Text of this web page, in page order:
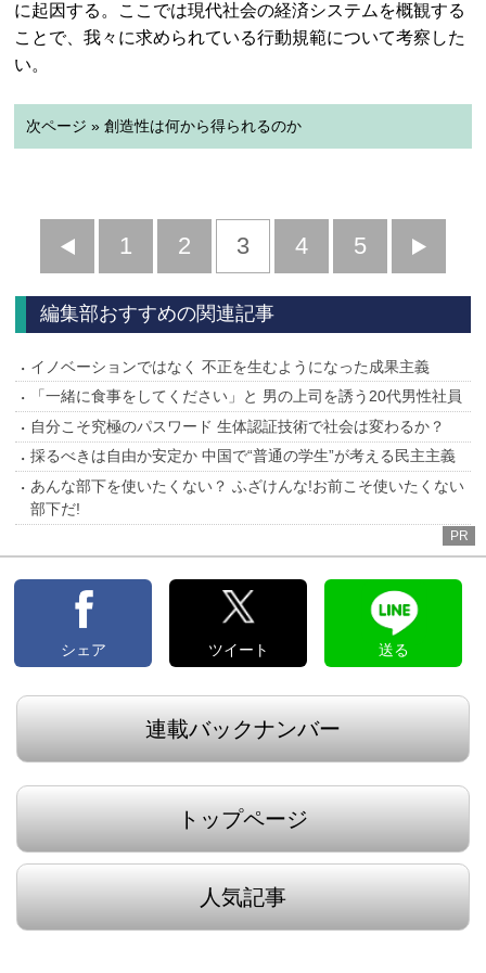
に起因する。ここでは現代社会の経済システムを概観する
ことで、我々に求められている行動規範について考察した
い。
次ページ » 創造性は何から得られるのか
前
へ
1 2 3 4 5
へ
編集部おすすめの関連記事
イノベーションではなく 不正を生むようになった成果主義
「一緒に食事をしてください」と 男の上司を誘う20代男性社員
自分こそ究極のパスワード 生体認証技術で社会は変わるか？
採るべきは自由か安定か 中国で“普通の学生”が考える民主主義
あんな部下を使いたくない？ ふざけんな!お前こそ使いたくない
部下だ!
PR
シェア ツイート 送る
連載バックナンバー
トップページ
人気記事